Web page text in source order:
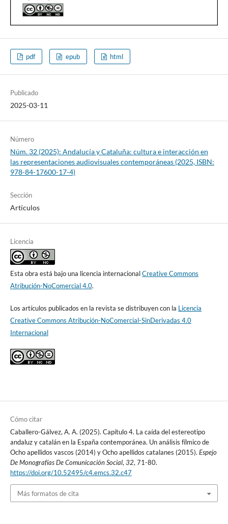
pdf epub html
Publicado
2025-03-11
Número
Núm. 32 (2025): Andalucía y Cataluña: cultura e interacción en
las representaciones audiovisuales contemporáneas (2025, ISBN:
978-84-17600-17-4)
Sección
Artículos
Licencia
Esta obra está bajo una licencia internacionalCreative Commons
Atribución-NoComercial 4.0.
Los artículos publicados en la revista se distribuyen con la Licencia
Creative Commons Atribución-NoComercial-SinDerivadas 4.0
Internacional
Cómo citar
Caballero-Gálvez, A. A. (2025). Capítulo 4. La caída del estereotipo
andaluz y catalán en la España contemporánea. Un análisis fílmico de
Ocho apellidos vascos (2014) y Ocho apellidos catalanes (2015). Espejo
De Monografías De Comunicación Social,32, 71-80.
https://doi.org/10.52495/c4.emcs.32.c47
Más formatos de cita